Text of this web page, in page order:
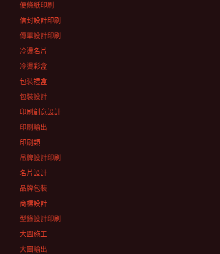
便條紙印刷
信封設計印刷
傳單設計印刷
冷燙名片
冷燙彩盒
包裝禮盒
包裝設計
印刷創意設計
印刷輸出
印刷類
吊牌設計印刷
名片設計
品牌包裝
商標設計
型錄設計印刷
大圖施工
大圖輸出